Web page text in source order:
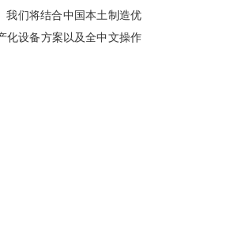
我们将结合中国本土制造优
化设备方案以及全中文操作